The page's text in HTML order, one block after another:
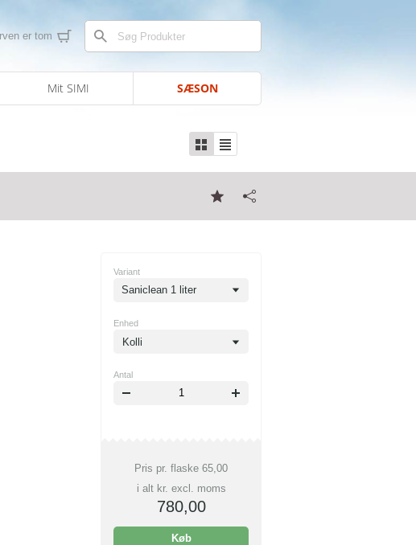
er tom
Mit SIMI SÆSON
Variant
Saniclean 1 liter
Enhed
Kolli
Antal
Pris pr. flaske 65,00
i alt kr. excl. moms
780,00
Køb